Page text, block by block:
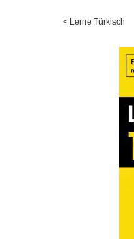
< Lerne Türkisch